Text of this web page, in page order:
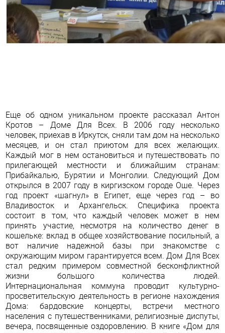
Еще об одном уникальном проекте рассказал Антон
Кротов – Доме Для Всех. В 2006 году несколько
человек, приехав в Иркутск, сняли там дом на несколько
месяцев, и он стал приютом для всех желающих.
Каждый мог в нем остановиться и путешествовать по
прилегающей местности и ближайшим странам:
Прибайкалью, Бурятии и Монголии. Следующий Дом
открылся в 2007 году в киргизском городе Оше. Через
год проект «шагнул» в Египет, еще через год – во
Владивосток и Архангельск. Специфика проекта
состоит в том, что каждый человек может в нем
принять участие, несмотря на количество денег в
кошельке: вклад в общее хозяйствование посильный, а
вот наличие надежной базы при знакомстве с
окружающим миром гарантируется всем. Дом Для Всех
стал редким примером совместной бесконфликтной
жизни большого количества людей.
Интернациональная коммуна проводит культурно-
просветительскую деятельность в регионе нахождения
Дома: бардовские концерты, встречи местного
населения с путешественниками, религиозные диспуты,
вечера, посвященные оздоровлению. В книге «Дом для